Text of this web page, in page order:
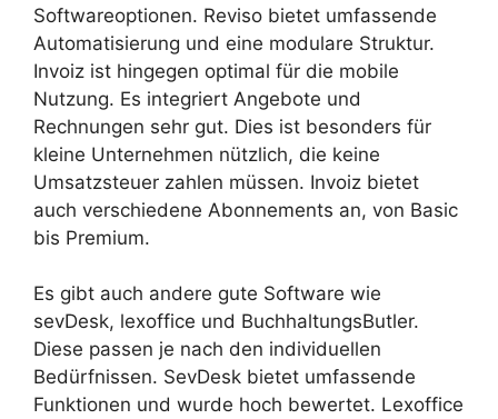
Softwareoptionen. Reviso bietet umfassende
Automatisierung und eine modulare Struktur.
Invoiz ist hingegen optimal für die mobile
Nutzung. Es integriert Angebote und
Rechnungen sehr gut. Dies ist besonders für
kleine Unternehmen nützlich, die keine
Umsatzsteuer zahlen müssen. Invoiz bietet
auch verschiedene Abonnements an, von Basic
bis Premium.
Es gibt auch andere gute Software wie
sevDesk, lexoffice und BuchhaltungsButler.
Diese passen je nach den individuellen
Bedürfnissen. SevDesk bietet umfassende
Funktionen und wurde hoch bewertet. Lexoffice